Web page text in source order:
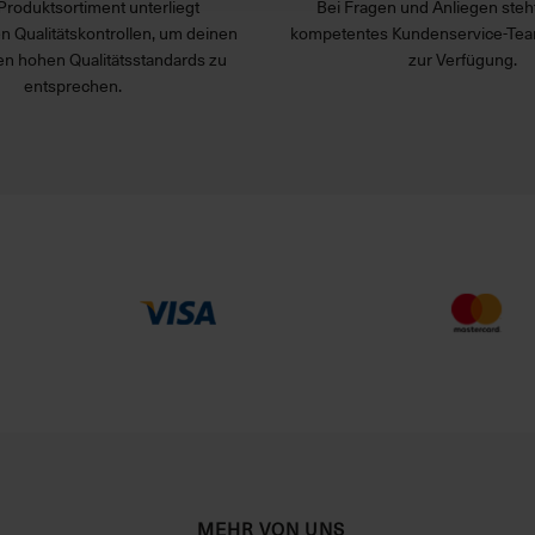
unterliegt
Qualitätskontrollen, um deinen
hohen Qualitätsstandards zu
entsprechen.
Bei Fragen und Anliegen
kompetentes Kundenservice-
zur Verfügung.
MEHR VON UNS